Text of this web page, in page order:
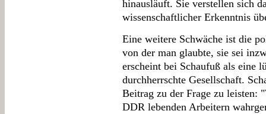
hinausläuft. Sie verstellen sich
wissenschaftlicher Erkenntnis
Eine weitere Schwäche ist die
von der man glaubte, sie sei
erscheint bei Schaufuß als eine
durchherrschte Gesellschaft.
Beitrag zu der Frage zu leisten:
DDR lebenden Arbeitern